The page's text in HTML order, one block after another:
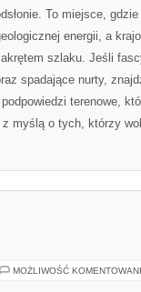
To miejsce,
energii, a
szlaku. Jeśli
spadające nurty,
terenowe,
z myślą o tych, którzy
MOŻLIWOŚĆ